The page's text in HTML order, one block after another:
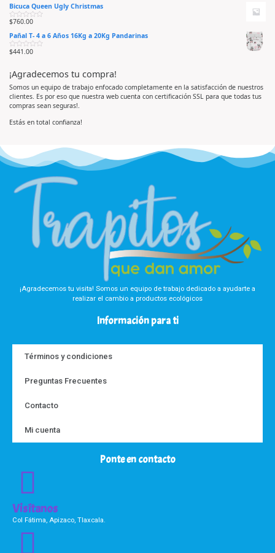
e
5
o
e
n
0
e
5
l
o
r
a
o
e
n
0
5
Bicuca Queen Ugly Christmas
V
l
o
r
a
e
n
0
d
e
5
$760.00
Pañal T- 4 a 6 Años 16Kg a 20Kg Pandarinas
V
o
r
a
d
o
n
d
e
$441.00
¡Agradecemos tu compra!
Somos un equipo de trabajo enfocado completamente en la satisfacción de nuestros
clientes. Es por eso que nuestra web cuenta con certificación SSL para que todas tus
compras sean seguras!.
Estás en total confianza!
¡Agradecemos tu visita! Somos un equipo de trabajo dedicado a ayudarte a
realizar el cambio a productos ecológicos
Información para ti
Términos y condiciones
Preguntas Frecuentes
Contacto
Mi cuenta
Ponte en contacto
Visítanos
Col Fátima, Apizaco, Tlaxcala.